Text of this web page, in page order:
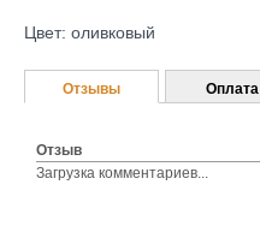
Цвет: оливковый
Отзывы
Отзыв
Загрузка комментариев...
Оплата